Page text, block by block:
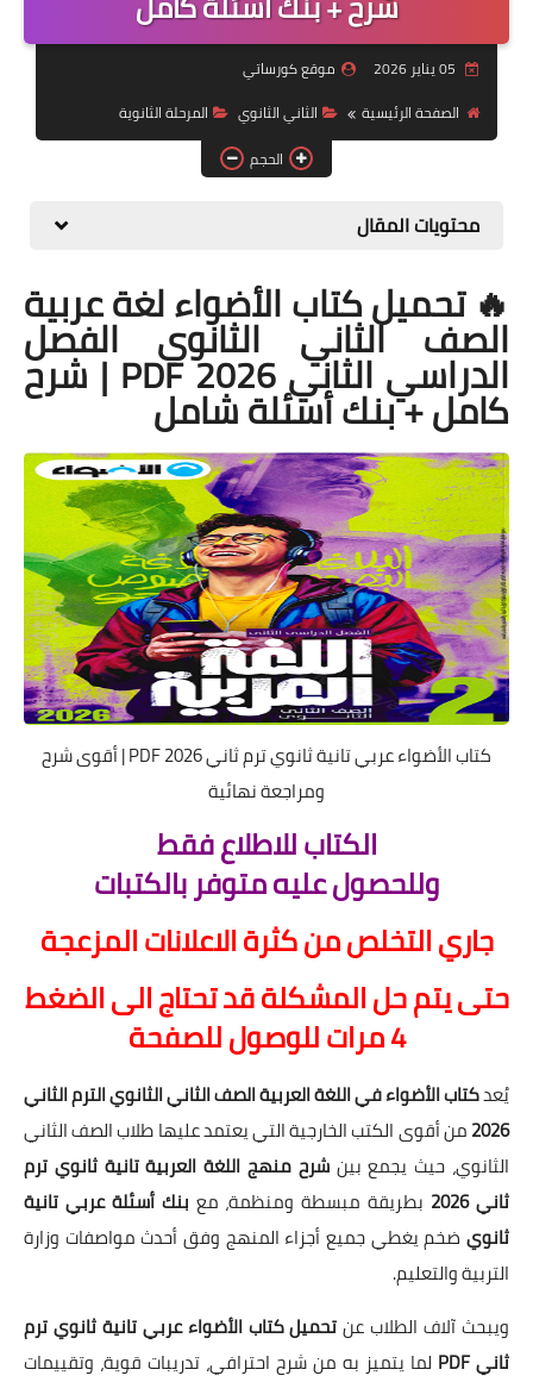
موضوعات
تكنولوجيا
صحة
موقع كورساتي
الصفحة الرئيسية
الثاني الثانوي
المرحلة الثانوية
الحجم
محتويات المقال
🔥 تحميل كتاب الأضواء لغة عربية
الصف الثاني الثانوي الفصل
الدراسي الثاني 2026 PDF | شرح
كامل + بنك أسئلة شامل
كتاب الأضواء عربي تانية ثانوي ترم ثاني 2026 PDF | أقوى شرح
ومراجعة نهائية
الكتاب للاطلاع فقط
وللحصول عليه متوفر بالكتبات
جاري التخلص من كثرة الاعلانات المزعجة
حتى يتمحل المشكلة قد تحتاج الى الضغط
4 مرات للوصول للصف حة
يُعدكتاب الأضواء في اللغة العربية الصف الثاني الثانوي الترم الثاني
2026من أقوى الكتب الخارجية التي يعتمد عليها طلاب الصف الثاني
الثانوي، حيث يجمع بينشرح منهج اللغة العربية تانية ثانوي ترم
ثاني 2026
بطريقة مبسطة ومنظمة، مع بنك أسئلة عربي تانية
ثانوي ضخم يغطي جميع أجزاء المنهج وفق أحدث مواصفات وزارة
التربية والتعليم.
ويبحث آلاف الطلاب عنتحميل كتاب الأضواء عربي تانية ثانوي ترم
ثاني PDF
لما يتميز به من شرح احترافي، تدريبات قوية، وتقييمات